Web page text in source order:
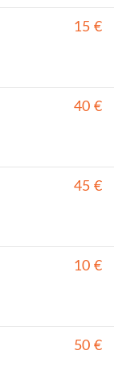
15 €
40 €
45 €
10 €
50 €